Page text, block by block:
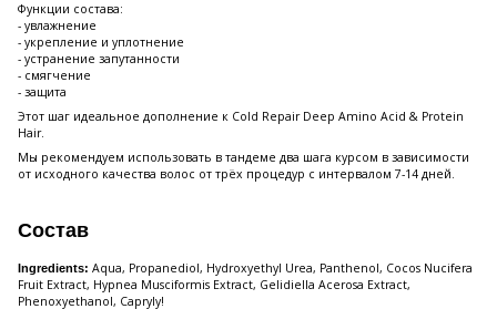
Функции состава:
- увлажнение
- укрепление и уплотнение
- устранение запутанности
- смягчение
- защита
Этот шаг идеальное дополнение к Cold Repair Deep Amino Acid & Protein
Hair.
Мы рекомендуем использовать в тандеме два шага курсом в зависимости
от исходного качества волос от трёх процедур с интервалом 7-14 дней.
Состав
Ingredients: Aqua, Propanediol, Hydroxyethyl Urea, Panthenol, Cocos Nucifera
Fruit Extract, Hypnea Musciformis Extract, Gelidiella Acerosa Extract,
Phenoxyethanol, Capryly!